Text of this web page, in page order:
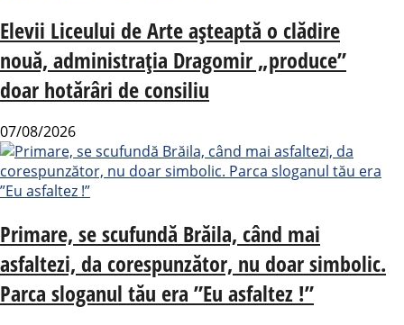
Elevii Liceului de Arte așteaptă o clădire
nouă, administrația Dragomir „produce”
doar hotărâri de consiliu
07/08/2026
Primare, se scufundă Brăila, când mai
asfaltezi, da corespunzător, nu doar simbolic.
Parca sloganul tău era ”Eu asfaltez !”